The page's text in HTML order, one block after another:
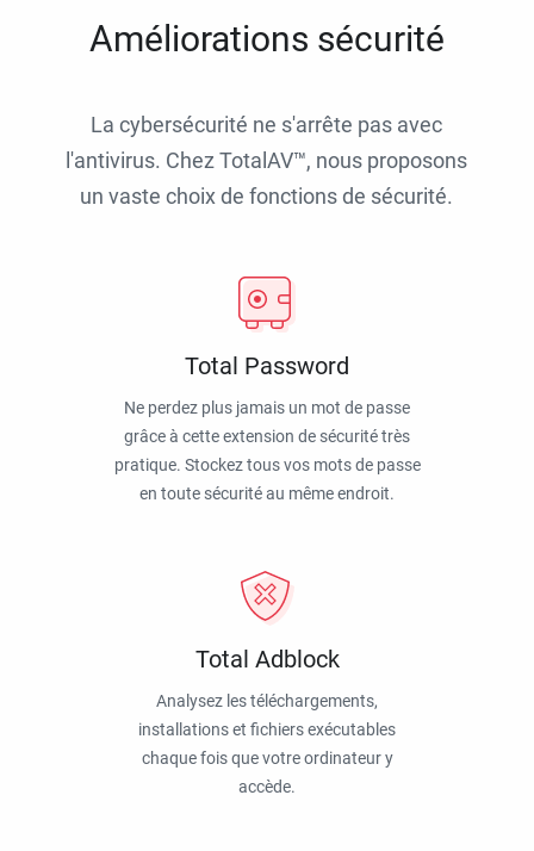
Améliorations sécurité
La cybersécurité ne s'arrête pas avec
l'antivirus. Chez TotalAV™, nous proposons
un vaste choix de fonctions de sécurité.
Total Password
Ne perdez plus jamais un mot de passe
grâce à cette extension de sécurité très
pratique. Stockez tous vos mots de passe
en toute sécurité au même endroit.
Total Adblock
Analysez les téléchargements,
installations et fichiers exécutables
chaque fois que votre ordinateur y
accède.